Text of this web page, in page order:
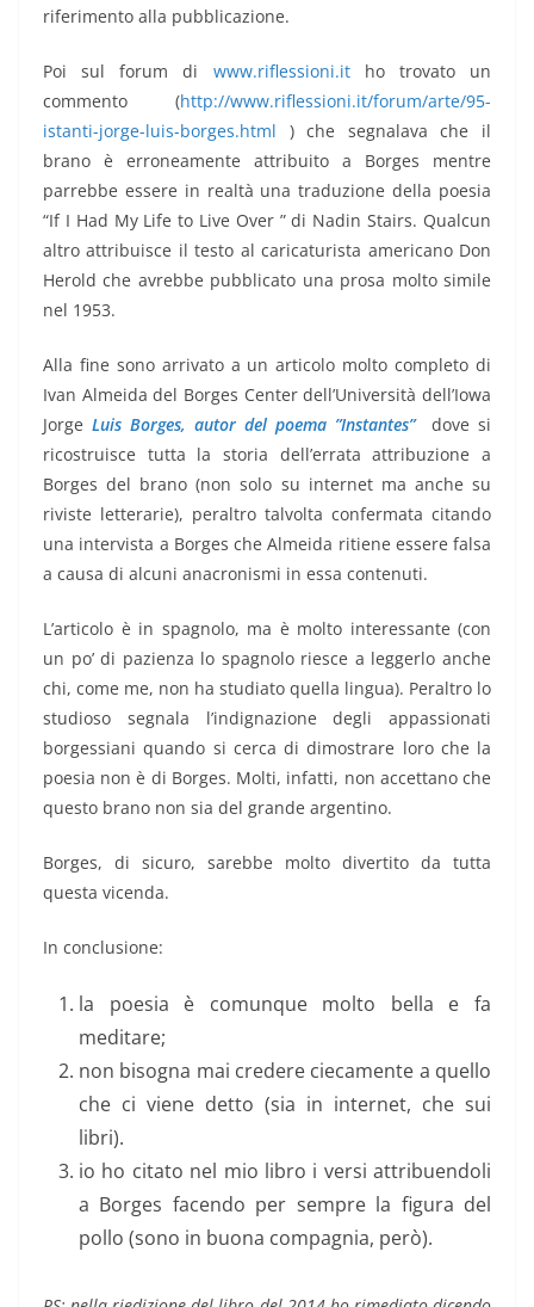
riferimento alla pubblicazione.
Poi sul forum di www.riflessioni.itho trovato un
commento (http://www.riflessioni.it/forum/arte/95-
istanti-jorge-luis-borges.html ) che segnalava che il
brano è erroneamente attribuito a Borges mentre
parrebbe essere in realtà una traduzione della poesia
“If I Had My Life to Live Over ” di Nadin Stairs. Qualcun
altro attribuisce il testo al caricaturista americano Don
Herold che avrebbe pubblicato una prosa molto simile
nel 1953.
Alla fine sono arrivato a un articolo molto completo di
Ivan Almeida del Borges Center dell’Università dell’Iowa
Jorge Luis Borges, autor del poema ”Instantes”dove si
ricostruisce tutta la storia dell’errata attribuzione a
Borges del brano (non solo su internet ma anche su
riviste letterarie), peraltro talvolta confermata citando
una intervista a Borges che Almeida ritiene essere falsa
a causa di alcuni anacronismi in essa contenuti.
L’articolo è in spagnolo, ma è molto interessante (con
un po’ di pazienza lo spagnolo riesce a leggerlo anche
chi, come me, non ha studiato quella lingua). Peraltro lo
studioso segnala l’indignazione degli appassionati
borgessiani quando si cerca di dimostrare loro che la
poesia non è di Borges. Molti, infatti, non accettano che
questo brano non sia del grande argentino.
Borges, di sicuro, sarebbe molto divertito da tutta
questa vicenda.
In conclusione:
la poesia è comunque molto bella e fa
meditare;
non bisogna mai credere ciecamente a quello
che ci viene detto (sia in internet, che sui
libri).
io ho citato nel mio libro i versi attribuendoli
a Borges facendo per sempre la figura del
pollo (sono in buona compagnia, però).